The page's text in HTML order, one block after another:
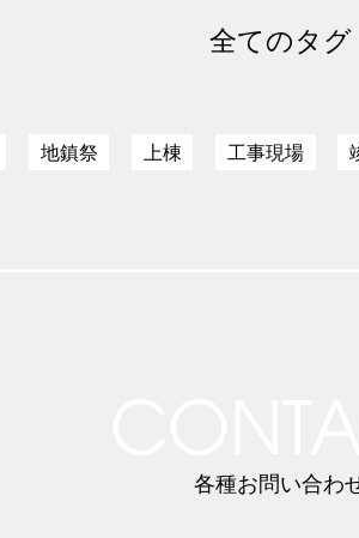
全てのタグ
地鎮祭 上棟 工事現場
各種お問い合わ